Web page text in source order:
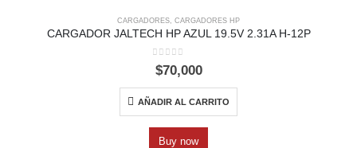
CARGADORES, CARGADORES HP
CARGADOR JALTECH HP AZUL 19.5V 2.31A H-12P
0out of 5
$70,000
AÑADIR AL CARRITO
Buy now